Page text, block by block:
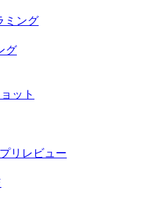
ミング
グ
ット
リレビュー